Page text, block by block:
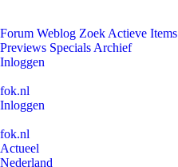
Forum Weblog Zoek Actieve Items
Previews Specials Archief
Inloggen
fok.nl
Inloggen
fok.nl
Actueel
Nederland